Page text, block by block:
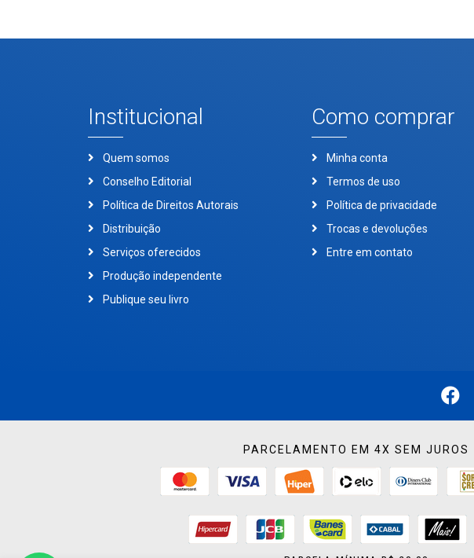
Institucional
Quem somos
Conselho Editorial
Política de Direitos Autorais
Distribuição
Serviços oferecidos
Produção independente
Publique seu livro
Como comprar
Minha conta
Termos de uso
Política de privacidade
Trocas e devoluções
Entre em contato
PARCELAMENTO EM 4X SEM JUROS